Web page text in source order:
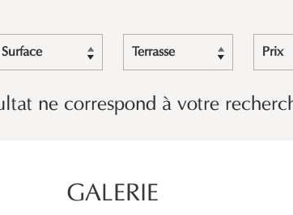
Surface Terrasse Prix
ne correspond à votre
GALERIE